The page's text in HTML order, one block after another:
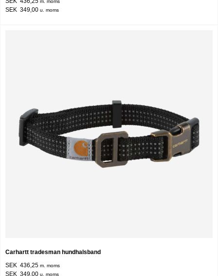
m. moms
SEK 349,00 u. moms
Carhartt tradesman hundhalsband
SEK 436,25 m. moms
SEK 349,00 u. moms